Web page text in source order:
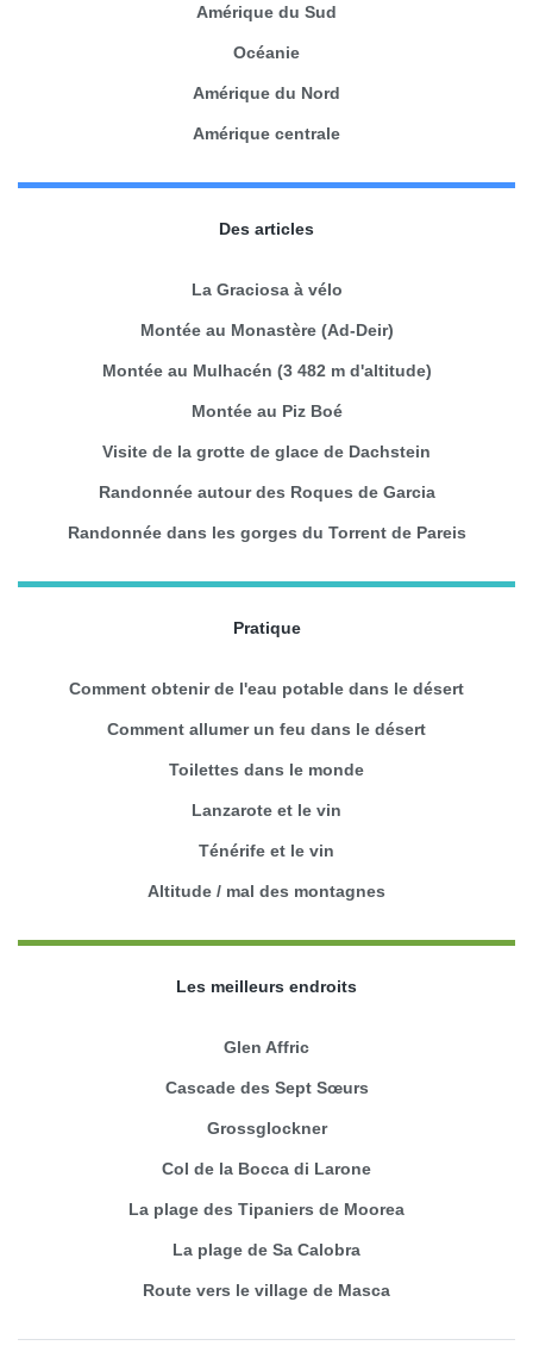
Amérique du Sud
Océanie
Amérique du Nord
Amérique centrale
Des articles
La Graciosa à vélo
Montée au Monastère (Ad-Deir)
Montée au Mulhacén (3 482 m d'altitude)
Montée au Piz Boé
Visite de la grotte de glace de Dachstein
Randonnée autour des Roques de Garcia
Randonnée dans les gorges du Torrent de Pareis
Pratique
Comment obtenir de l'eau potable dans le désert
Comment allumer un feu dans le désert
Toilettes dans le monde
Lanzarote et le vin
Ténérife et le vin
Altitude / mal des montagnes
Les meilleurs endroits
Glen Affric
Cascade des Sept Sœurs
Grossglockner
Col de la Bocca di Larone
La plage des Tipaniers de Moorea
La plage de Sa Calobra
Route vers le village de Masca